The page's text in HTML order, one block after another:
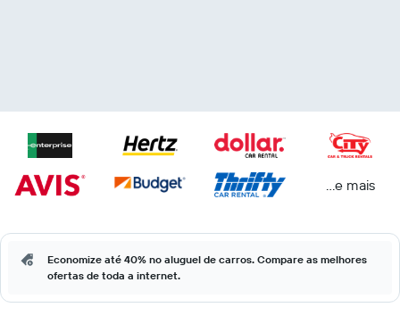
...e mais
Economize até 40% no aluguel de carros. Compare as melhores
ofertas de toda a internet.